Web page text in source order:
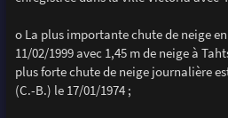
o La plus importante chute de neige
11/02/1999 avec 1,45 m de neige à
plus forte chute de neige journalière
(C.-B.) le 17/01/1974 ;